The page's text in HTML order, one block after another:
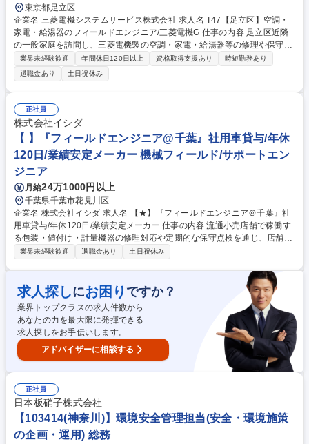
東京都足立区
企業名 三菱電機システムサービス株式会社 求人名 T47【足立区】空調・
家電・給湯器のフィールドエンジニア/三菱電機G 仕事の内容 足立区近隣
の一般家庭を訪問し、三菱電機製の空調・家電・給湯器等の修理や保守点
検を行います。故障解決だけでなく、現場で得た製品品質情報を工場へフ
ィードバックし、次世代の製品開発に貢献する役割です。 【詳細】一般家
庭を中心に、空調機器(エアコン等)、給湯機、換気設備や家電製品の修
理・保守・定期点検を担当します。故障診断や部品交換、更新提案を通じ
快適な生活環境を支援します。 【働き方】担当エリア(片道1時間圏内)で1
日5～6件を訪問。出張は原則日帰りで、宿泊を伴う長期出張はほとんどあ
りません。地域密着型の安定した働き方が可能です。 募集職種 T47【足立
区】空調・家電・給湯器のフィールドエンジニア/三菱電機G
業界未経験歓迎 年間休日120日以上 資格取得支援あり
時短勤務あり
退職金あり
土日祝休み
正社員
株式会社イシダ
【 】『フィールドエンジニア@千葉』社用車貸与/年休
120日/業績安定メーカー 機械フィールド/サポートエン
ジニア
月給24万1000円以上
千葉県千葉市花見川区
企業名 株式会社イシダ 求人名 【★】『フィールドエンジニア＠千葉』社
用車貸与/年休120日/業績安定メーカー 仕事の内容 流通小売店舗で稼働す
る包装・値付け・計量機器の修理対応や定期的な保守点検を通じ、店舗運
営と商品の安定供給という重要な社会インフラを裏側から支える現場密着
理対応：店舗からの連絡を受け、現地で原因調査と故障箇所の特定を行
い、部品交換等を通じて迅速な復旧を図ります。 ・新規機器の納品設置：
店舗の改装や新店オープンに伴い、機器の設置や初期設定を行い、現場ス
タッフへ使用方法を丁寧に指導します。 ・定期保守と点検：トラブルを未
然に防ぐため、定期的な動作確認を実施し、円滑な店舗運営と商品の安定
供給を裏側から支援します。 募集職種 【★】『フィールドエンジニア＠
千葉』社用車貸与/年休120日/業績安定メーカー
業界未経験歓迎 退職金あり 土日祝休み
求人探しにお困り ですか？
業界トップクラスの求人件数から
あなたの力を最大限に発揮できる
求人探しをお手伝いします。
アドバイザーに相談する
正社員
日本板硝子株式会社
【103414(神奈川)】環境安全管理担当(安全・環境施策
の企画・運用) 総務